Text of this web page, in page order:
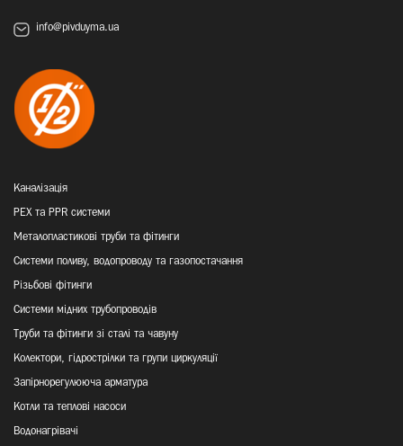
info@pivduyma.ua
Каналізація
PEX та PPR системи
Металопластикові труби та фітинги
Системи поливу, водопроводу та газопостачання
Різьбові фітинги
Системи мідних трубопроводів
Труби та фітинги зі сталі та чавуну
Колектори, гідрострілки та групи циркуляції
Запірнорегулююча арматура
Котли та теплові насоси
Водонагрівачі